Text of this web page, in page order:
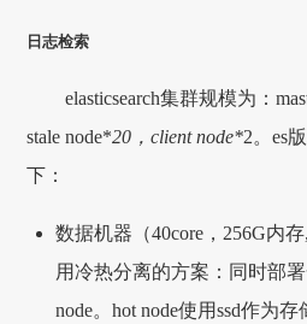
日志检索
elasticsearch集群规模为：
stale node*20，client node*2。es
下：
数据机器（40core，256G内
用冷热分离的方案：同时部署
node。hot node使用ssd作为